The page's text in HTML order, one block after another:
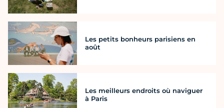
Les petits bonheurs parisiens en
août
Les meilleurs endroits où naviguer
à Paris